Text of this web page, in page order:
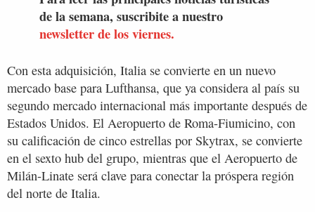
de la semana, suscribite a nuestro
newsletter de los viernes.
Con esta adquisición, Italia se convierte en un nuevo
mercado base para Lufthansa, que ya considera al país su
segundo mercado internacional más importante después de
Estados Unidos. El Aeropuerto de Roma-Fiumicino, con
su calificación de cinco estrellas por Skytrax, se convierte
en el sexto hub del grupo, mientras que el Aeropuerto de
Milán-Linate será clave para conectar la próspera región
del norte de Italia.